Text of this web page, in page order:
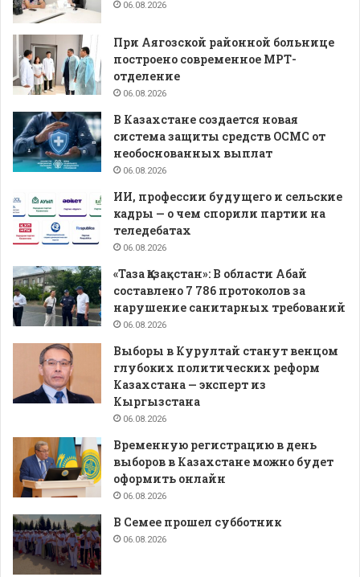
06.08.2026
При Аягозской районной больнице
построено современное МРТ-
отделение
06.08.2026
В Казахстане создается новая
система защиты средств ОСМС от
необоснованных выплат
06.08.2026
ИИ, профессии будущего и сельские
кадры — о чем спорили партии на
теледебатах
06.08.2026
«Таза Қазақстан»: В области Абай
составлено 7 786 протоколов за
нарушение санитарных требований
06.08.2026
Выборы в Курултай станут венцом
глубоких политических реформ
Казахстана — эксперт из
Кыргызстана
06.08.2026
Временную регистрацию в день
выборов в Казахстане можно будет
оформить онлайн
06.08.2026
В Семее прошел субботник
06.08.2026